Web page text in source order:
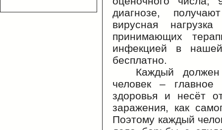
диагнозе,
вирусная
принимающих
инфекцией в
бесплатно.
Каждый
человек – главное
здоровья и несёт
заражения, как
Поэтому каждый